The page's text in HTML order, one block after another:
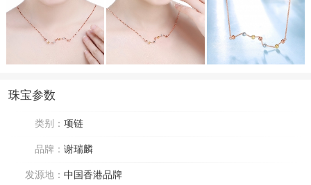
珠宝参数
类别： 项链
品牌： 谢瑞麟
发源地： 中国香港品牌